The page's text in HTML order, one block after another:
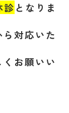
診となりま
対応いた
お願いい